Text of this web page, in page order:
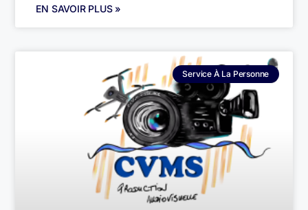
EN SAVOIR PLUS »
Service À La Personne